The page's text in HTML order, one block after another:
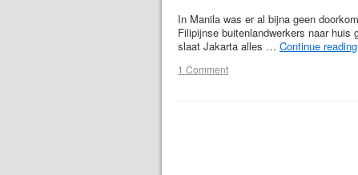
In Manila was er al bijna geen
Filipijnse buitenlandwerkers naar
slaat Jakarta alles … Continue reading
1 Comment